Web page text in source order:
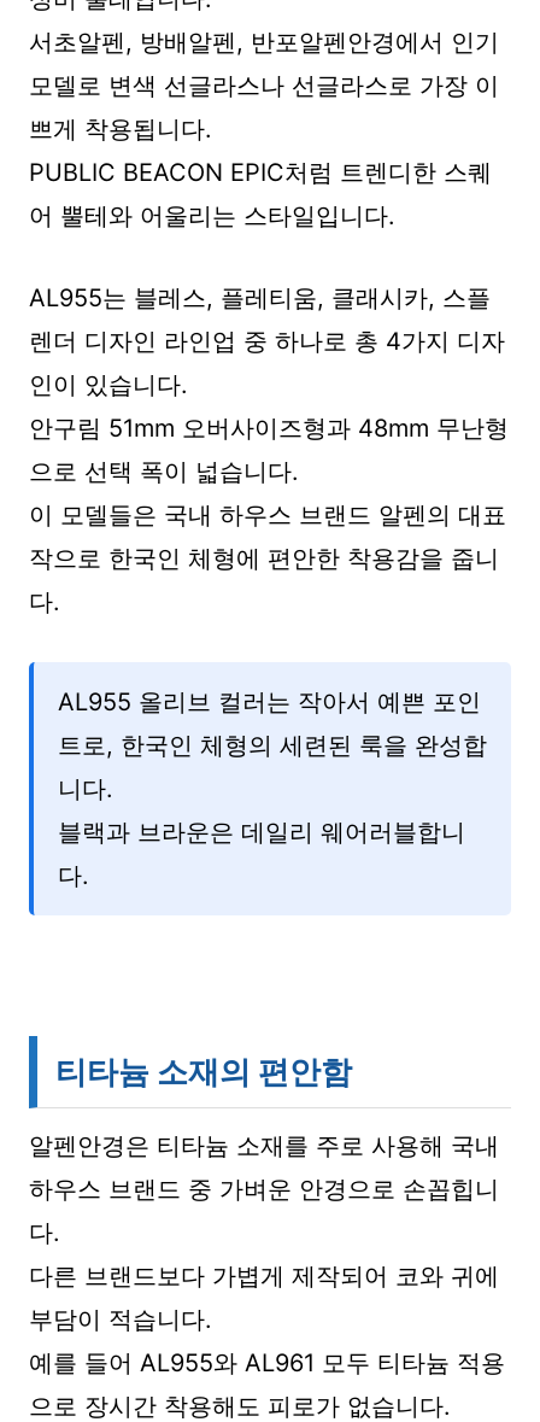
서초알펜, 방배알펜, 반포알펜안경에서 인기
모델로 변색 선글라스나 선글라스로 가장 이
쁘게 착용됩니다.
PUBLIC BEACON EPIC처럼 트렌디한 스퀘
어 뿔테와 어울리는 스타일입니다.
AL955는 블레스, 플레티움, 클래시카, 스플
렌더 디자인 라인업 중 하나로 총 4가지 디자
인이 있습니다.
안구림 51mm 오버사이즈형과 48mm 무난형
으로 선택 폭이 넓습니다.
이 모델들은 국내 하우스 브랜드 알펜의 대표
작으로 한국인 체형에 편안한 착용감을 줍니
다.
AL955 올리브 컬러는 작아서 예쁜 포인
트로, 한국인 체형의 세련된 룩을 완성합
니다.
블랙과 브라운은 데일리 웨어러블합니
다.
티타늄 소재의 편안함
알펜안경은 티타늄 소재를 주로 사용해 국내
하우스 브랜드 중 가벼운 안경으로 손꼽힙니
다.
다른 브랜드보다 가볍게 제작되어 코와 귀에
부담이 적습니다.
예를 들어 AL955와 AL961 모두 티타늄 적용
으로 장시간 착용해도 피로가 없습니다.